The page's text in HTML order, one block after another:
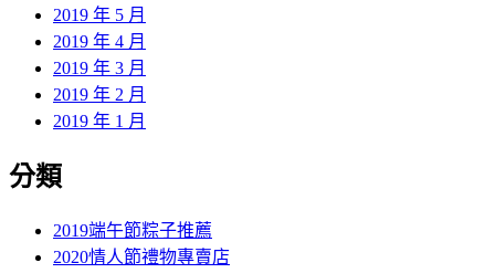
2019 年 5 月
2019 年 4 月
2019 年 3 月
2019 年 2 月
2019 年 1 月
分類
2019端午節粽子推薦
2020情人節禮物專賣店